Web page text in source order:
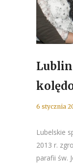
6 stycznia
Lubelskie
2013 r.
parafii św.